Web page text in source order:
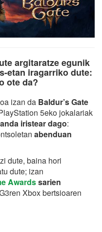
argitaratze egunik
etan iragarriko dute:
ote da?
izan da Baldur’s Gate
5eko jokalariak
iristear dago:
abenduan
dute, baina hori
dute; izan
Awardssarien
Xbox bertsioaren